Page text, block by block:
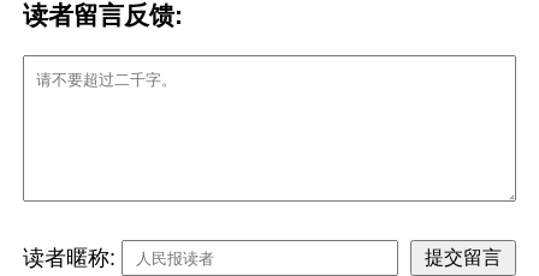
读者留言反馈:
读者暱称: